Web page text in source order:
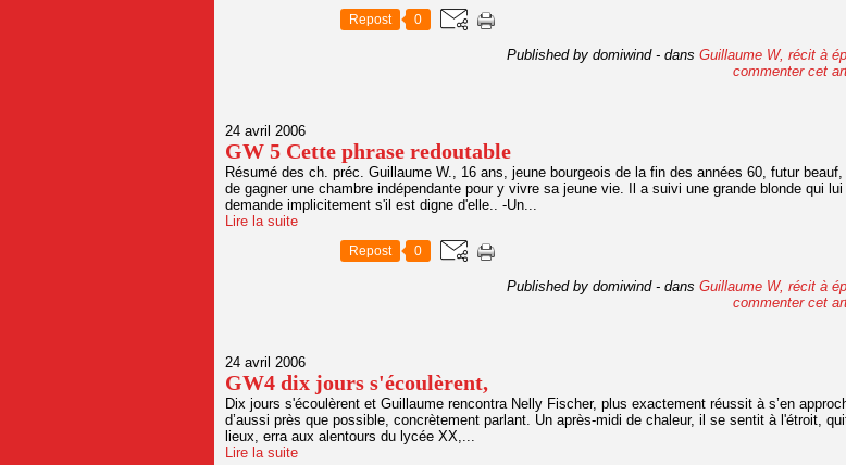
Repost 0
Published by domiwind - dans Guillaume W, récit à
commenter cet
24 avril 2006
GW 5 Cette phrase redoutable
Résumé des ch. préc. Guillaume W., 16 ans, jeune bourgeois de la fin des années 60, futur
de gagner une chambre indépendante pour y vivre sa jeune vie. Il a suivi une grande blonde qui lui
demande implicitement s'il est digne d'elle.. -Un...
Lire la suite
Repost 0
Published by domiwind - dans Guillaume W, récit à
commenter cet
24 avril 2006
GW4 dix jours s'écoulèrent,
Dix jours s'écoulèrent et Guillaume rencontra Nelly Fischer, plus exactement réussit à s’en
d’aussi près que possible, concrètement parlant. Un après-midi de chaleur, il se sentit à l'étroit,
lieux, erra aux alentours du lycée XX,...
Lire la suite